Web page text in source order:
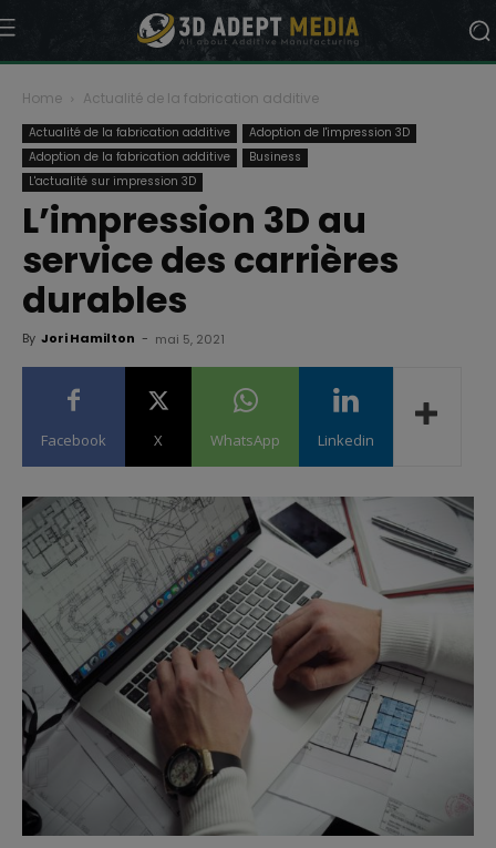
Home Actualité de la fabrication additive
Actualité de la fabrication additive
Adoption de l'impression 3D
Adoption de la fabrication additive
Business
L'actualité sur impression 3D
L’impression 3D au
service des carrières
durables
By Jori Hamilton - mai 5, 2021
Facebook X WhatsApp Linkedin